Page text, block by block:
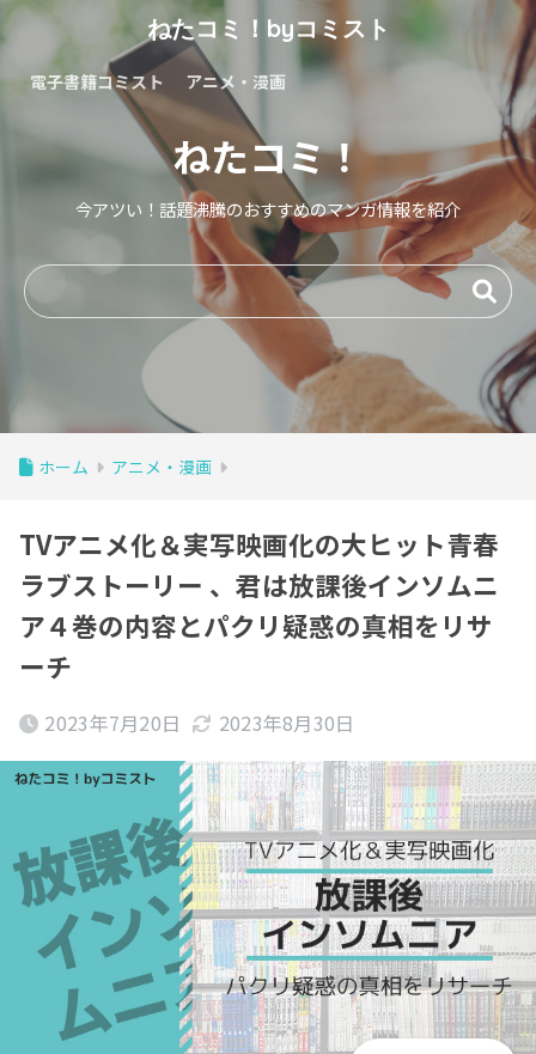
ねたコミ！byコミスト
電子書籍コミスト アニメ・漫画
ねたコミ！
今アツい！話題沸騰のおすすめのマンガ情報を紹介
ホーム アニメ・漫画
TVアニメ化＆実写映画化の大ヒット青春
ラブストーリー 、君は放課後インソムニ
ア４巻の内容とパクリ疑惑の真相をリサ
ーチ
2023年7月20日 2023年8月30日